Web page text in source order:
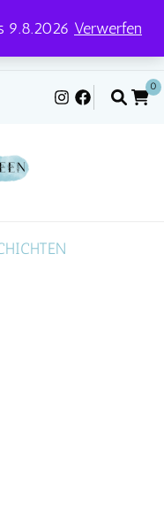
9.8.2026 Verwerfen
Briefe: Mittwoch &
0